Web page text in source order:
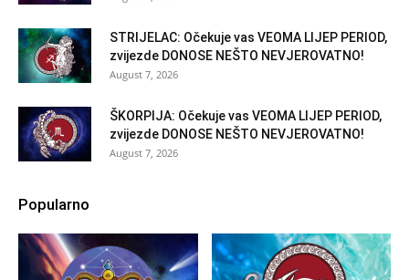
STRIJELAC: Očekuje vas VEOMA LIJEP PERIOD,
zvijezde DONOSE NEŠTO NEVJEROVATNO!
August 7, 2026
ŠKORPIJA: Očekuje vas VEOMA LIJEP PERIOD,
zvijezde DONOSE NEŠTO NEVJEROVATNO!
August 7, 2026
Popularno